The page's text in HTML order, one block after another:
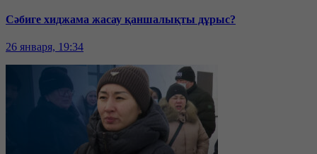
Сәбиге хиджама жасау қаншалықты дұрыс?
26 января, 19:34